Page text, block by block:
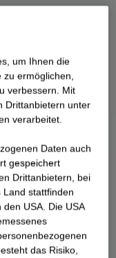
um Ihnen die
zu ermöglichen,
verbessern. Mit
Drittanbietern unter
verarbeitet.
Daten auch
gespeichert
Drittanbietern, bei
stattfinden
USA. Die USA
das Risiko,